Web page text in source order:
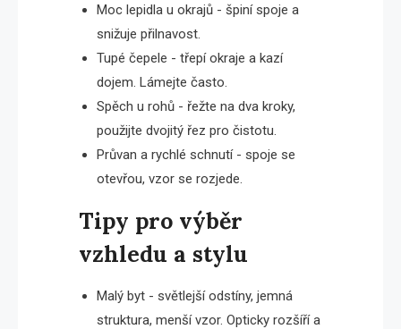
Moc lepidla u okrajů - špiní spoje a
snižuje přilnavost.
Tupé čepele - třepí okraje a kazí
dojem. Lámejte často.
Spěch u rohů - řežte na dva kroky,
použijte dvojitý řez pro čistotu.
Průvan a rychlé schnutí - spoje se
otevřou, vzor se rozjede.
Tipy pro výběr
vzhledu a stylu
Malý byt - světlejší odstíny, jemná
struktura, menší vzor. Opticky rozšíří a